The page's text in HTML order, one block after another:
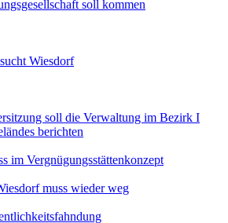
soll kommen
Wiesdorf
soll die Verwaltung im Bezirk I
berichten
im Vergnügungsstättenkonzept
muss wieder weg